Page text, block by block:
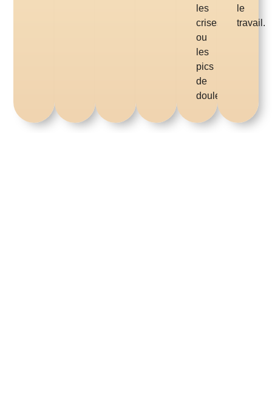
les
crises
ou
les
pics
de
douleur.
le
travail.